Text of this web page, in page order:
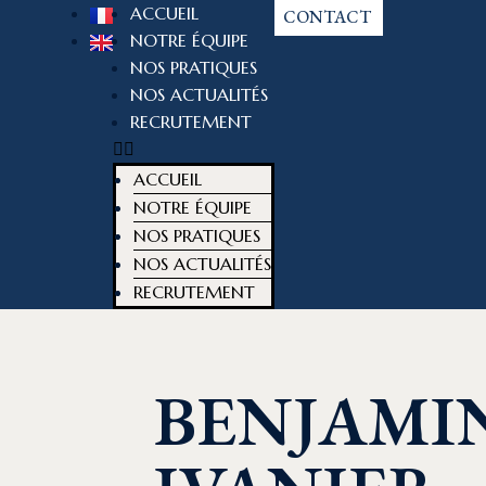
ACCUEIL
NOTRE ÉQUIPE
NOS PRATIQUES
NOS ACTUALITÉS
RECRUTEMENT
ACCUEIL
NOTRE ÉQUIPE
NOS PRATIQUES
NOS ACTUALITÉS
RECRUTEMENT
CONTACT